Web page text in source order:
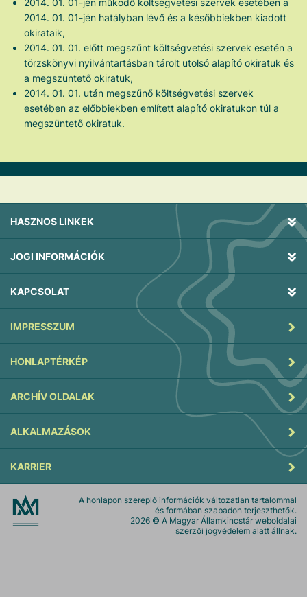
2014. 01. 01-jén működő költségvetési szervek esetében a
2014. 01. 01-jén hatályban lévő és a későbbiekben kiadott
okirataik,
2014. 01. 01. előtt megszűnt költségvetési szervek esetén a
törzskönyvi nyilvántartásban tárolt utolsó alapító okiratuk és
a megszüntető okiratuk,
2014. 01. 01. után megszűnő költségvetési szervek
esetében az előbbiekben említett alapító okiratukon túl a
megszüntető okiratuk.
HASZNOS LINKEK
JOGI INFORMÁCIÓK
KAPCSOLAT
IMPRESSZUM
HONLAPTÉRKÉP
ARCHÍV OLDALAK
ALKALMAZÁSOK
KARRIER
A honlapon szereplő információk változatlan tartalommal
és formában szabadon terjeszthetők.
2026 © A Magyar Államkincstár weboldalai
szerzői jogvédelem alatt állnak.